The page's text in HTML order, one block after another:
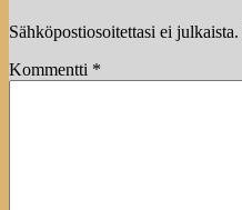
Sähköpostiosoitettasi ei julkaista.
Kommentti *